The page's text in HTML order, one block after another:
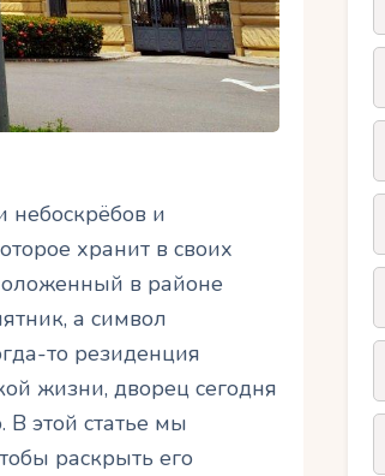
и
хранит в своих
в районе
а символ
то резиденция
жизни, дворец сегодня
В этой статье мы
раскрыть его